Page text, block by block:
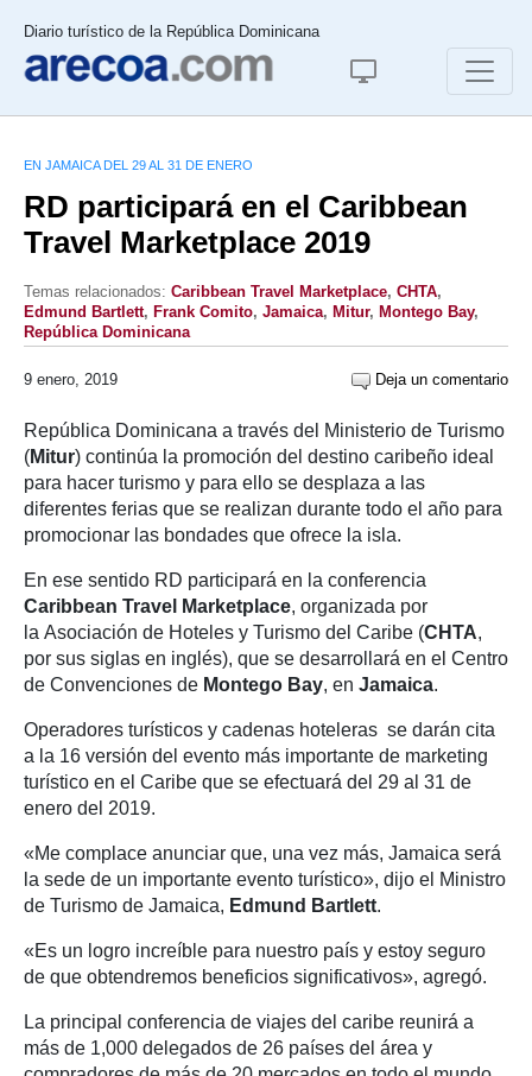
Diario turístico de la República Dominicana
EN JAMAICA DEL 29 AL 31 DE ENERO
RD participará en el Caribbean
Travel Marketplace 2019
Temas relacionados: Caribbean Travel Marketplace, CHTA,
Edmund Bartlett, Frank Comito, Jamaica, Mitur, Montego Bay,
República Dominicana
9 enero, 2019 Deja un comentario
República Dominicana a través del Ministerio de Turismo
(Mitur) continúa la promoción del destino caribeño ideal
para hacer turismo y para ello se desplaza a las
diferentes ferias que se realizan durante todo el año para
promocionar las bondades que ofrece la isla.
En ese sentido RD participará en la conferencia
Caribbean Travel Marketplace, organizada por
la Asociación de Hoteles y Turismo del Caribe (CHTA,
por sus siglas en inglés), que se desarrollará en el Centro
de Convenciones de Montego Bay, en Jamaica.
Operadores turísticos y cadenas hoteleras se darán cita
a la 16 versión del evento más importante de marketing
turístico en el Caribe que se efectuará del 29 al 31 de
enero del 2019.
«Me complace anunciar que, una vez más, Jamaica será
la sede de un importante evento turístico», dijo el Ministro
de Turismo de Jamaica, Edmund Bartlett.
«Es un logro increíble para nuestro país y estoy seguro
de que obtendremos beneficios significativos», agregó.
La principal conferencia de viajes del caribe reunirá a
más de 1,000 delegados de 26 países del área y